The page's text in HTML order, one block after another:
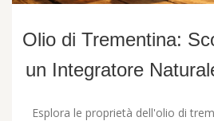
Olio di Trementina:
un Integratore
Esplora le proprietà dell'olio di